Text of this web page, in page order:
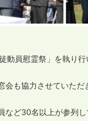
員慰霊祭」を執り行
も協力させていただ
ど30名以上が参列し